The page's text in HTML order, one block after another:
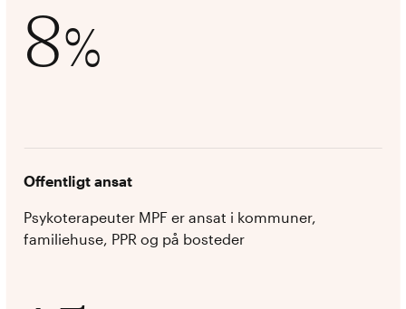
8%
Offentligt ansat
Psykoterapeuter MPF er ansat i kommuner,
familiehuse, PPR og på bosteder